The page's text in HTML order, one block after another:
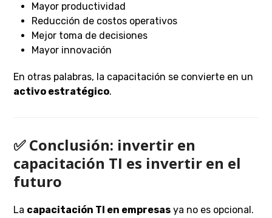
Mayor productividad
Reducción de costos operativos
Mejor toma de decisiones
Mayor innovación
En otras palabras, la capacitación se convierte en un
activo estratégico.
✅ Conclusión: invertir en
capacitación TI es invertir en el
futuro
La capacitación TI en empresas ya no es opcional.